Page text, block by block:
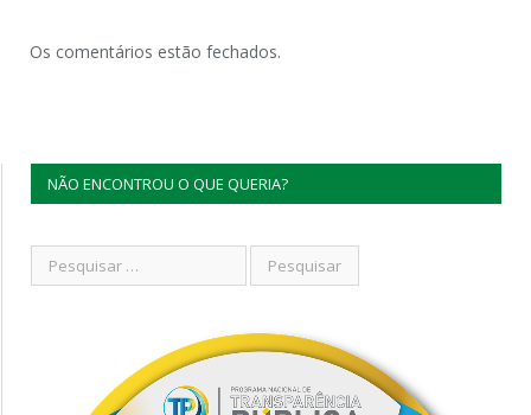
Os comentários estão fechados.
NÃO ENCONTROU O QUE QUERIA?